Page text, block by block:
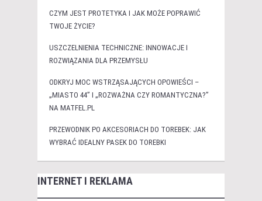
CZYM JEST PROTETYKA I JAK MOŻE POPRAWIĆ
TWOJE ŻYCIE?
USZCZELNIENIA TECHNICZNE: INNOWACJE I
ROZWIĄZANIA DLA PRZEMYSŁU
ODKRYJ MOC WSTRZĄSAJĄCYCH OPOWIEŚCI –
„MIASTO 44” I „ROZWAŻNA CZY ROMANTYCZNA?”
NA MATFEL.PL
PRZEWODNIK PO AKCESORIACH DO TOREBEK: JAK
WYBRAĆ IDEALNY PASEK DO TOREBKI
INTERNET I REKLAMA